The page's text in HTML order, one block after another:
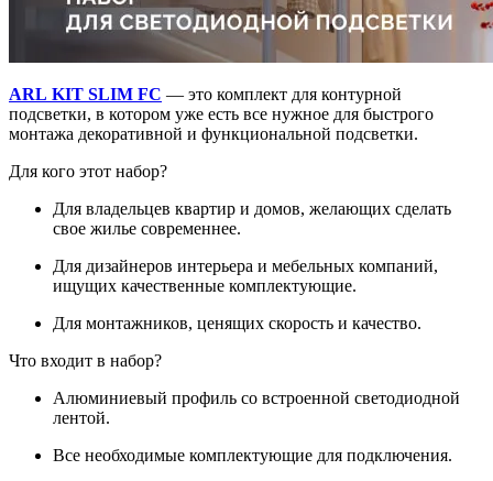
ARL KIT SLIM FC — это комплект для контурной
подсветки, в котором уже есть все нужное для быстрого
монтажа декоративной и функциональной подсветки.
Для кого этот набор?
Для владельцев квартир и домов, желающих сделать
свое жилье современнее.
Для дизайнеров интерьера и мебельных компаний,
ищущих качественные комплектующие.
Для монтажников, ценящих скорость и качество.
Что входит в набор?
Алюминиевый профиль со встроенной светодиодной
лентой.
Все необходимые комплектующие для подключения.